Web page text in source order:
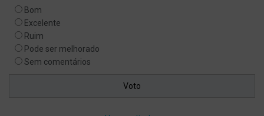
Bom
Excelente
Ruim
Pode ser melhorado
Sem comentários